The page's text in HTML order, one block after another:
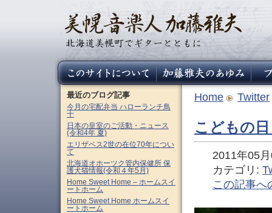
Home Twitter
こどもの
2011年05
カテゴリ:
この記事へ
最近のブログ記事
今月の宅配弁当 ハローランチ鳥
十
日本の皇室のご活動・ニュース
(令和4年 夏)
エリザベス2世の在位70年につい
て
北海道オホーツク管内保健所 保
護犬猫情報(令和４年5月)
Home Sweet Home – ホームスイ
ートホーム
Home Sweet Home ホームスイ
ートホーム